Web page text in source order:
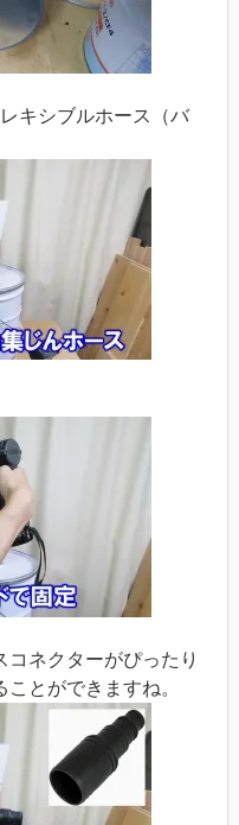
キシブルホース（バ
コネクターがぴったり
とができますね。